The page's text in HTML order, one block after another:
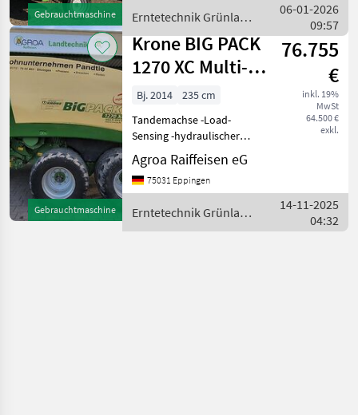
Gebrauchtmaschine
mm (Transportstellung
Erntetechnik Grünland
/ Krone
06-01-2026
09:57
Gebrauchtmaschine
Krone BIG PACK
1270 XC Multi-
Bale
76.755
€
inkl. 19%
MwSt
64.500 €
exkl.
Bj. 2014
235 cm
Tandemachse -Load-
Sensing -hydraulischer
Stützfuß -hydraulisch
gelenkte Hinterachse -
Krone Terminal -
-Zentralschmierung -620/40
R22.5 Allia
Agroa Raiffeisen eG
75031 Eppingen
Erntetechnik Grünland
/ Krone
14-11-2025
04:32